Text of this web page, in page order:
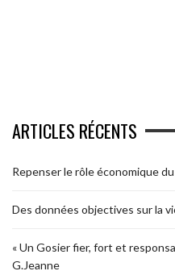
ARTICLES RÉCENTS
Repenser le rôle économique
Des données objectives sur la
« Un Gosier fier, fort et
G.Jeanne